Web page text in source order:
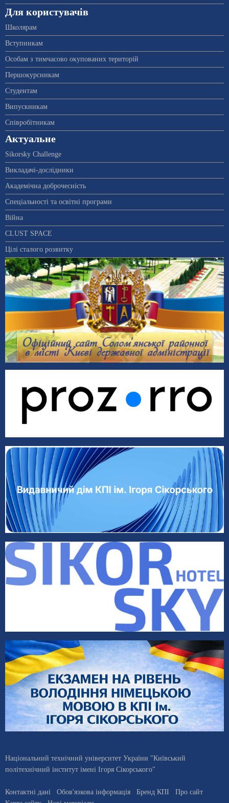
Для користувачів
Школярам
Вступникам
Особам з тимчасово окупованих територій
Першокурсникам
Студентам
Випускникам
Співробітникам
Актуальне
Sikorsky Challenge
Викладачі-дослідники
Академічна доброчесність
Спеціальності та освітні програми
Війна
CLUST SPACE
Цілі сталого розвитку
Національний технічний університет України "Київський
політехнічний інститут імені Ігоря Сікорського"
Контактні дані Обов'язкова інформація Бренд КПІ
Про сайт